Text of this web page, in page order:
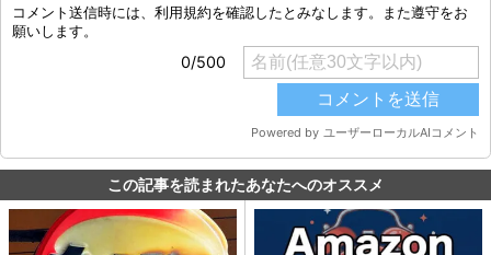
この記事を読まれたあなたへのオススメ